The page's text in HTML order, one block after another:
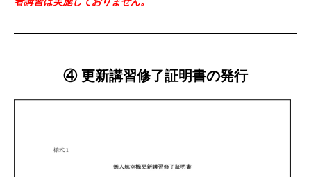
④ 更新講習修了証明書の発行